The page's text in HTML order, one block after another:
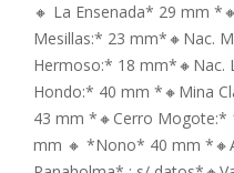
🔸 La Ensenada* 29 mm
Mesillas:* 23 mm*🔸Nac.
Hermoso:* 18 mm*🔸Nac.
Hondo:* 40 mm *🔸Mina
43 mm *🔸Cerro Mogote:*
mm 🔸 *Nono* 40 mm